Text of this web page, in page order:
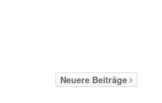
Neuere Beiträge